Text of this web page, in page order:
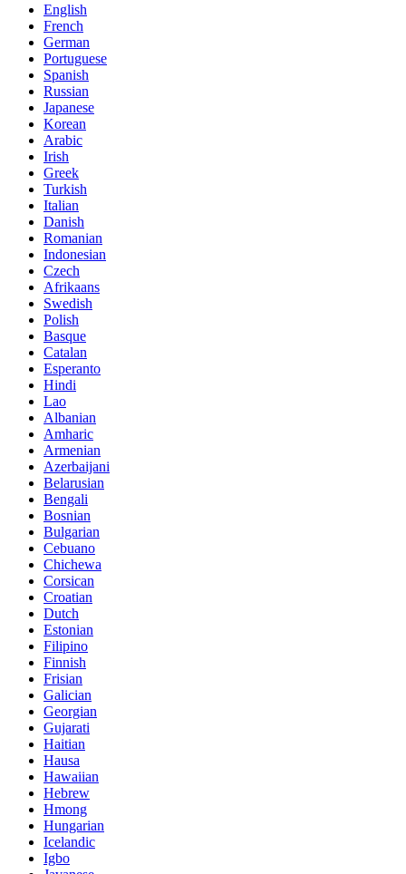
English
French
German
Portuguese
Spanish
Russian
Japanese
Korean
Arabic
Irish
Greek
Turkish
Italian
Danish
Romanian
Indonesian
Czech
Afrikaans
Swedish
Polish
Basque
Catalan
Esperanto
Hindi
Lao
Albanian
Amharic
Armenian
Azerbaijani
Belarusian
Bengali
Bosnian
Bulgarian
Cebuano
Chichewa
Corsican
Croatian
Dutch
Estonian
Filipino
Finnish
Frisian
Galician
Georgian
Gujarati
Haitian
Hausa
Hawaiian
Hebrew
Hmong
Hungarian
Icelandic
Igbo